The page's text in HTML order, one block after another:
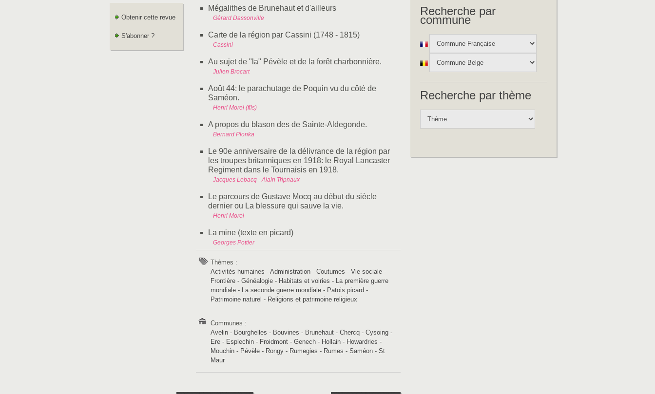
Obtenir cette revue
S'abonner ?
Mégalithes de Brunehaut et d'ailleurs
Gérard Dassonville
Carte de la région par Cassini (1748 - 1815)
Cassini
Au sujet de "la" Pévèle et de la forêt charbonnière.
Julien Brocart
Août 44: le parachutage de Poquin vu du côté de
Saméon.
Henri Morel (fils)
A propos du blason des de Sainte-Aldegonde.
Bernard Plonka
Le 90e anniversaire de la délivrance de la région par
les troupes britanniques en 1918: le Royal Lancaster
Regiment dans le Tournaisis en 1918.
Jacques Lebacq - Alain Tripnaux
Le parcours de Gustave Mocq au début du siècle
dernier ou La blessure qui sauve la vie.
Henri Morel
La mine (texte en picard)
Georges Pottier
Thèmes :
Activités humaines - Administration - Coutumes - Vie sociale -
Frontière - Généalogie - Habitats et voiries - La première guerre
mondiale - La seconde guerre mondiale - Patois picard -
Patrimoine naturel - Religions et patrimoine religieux
Communes :
Avelin - Bourghelles - Bouvines - Brunehaut - Chercq - Cysoing -
Ere - Esplechin - Froidmont - Genech - Hollain - Howardries -
Mouchin - Pévèle - Rongy - Rumegies - Rumes - Saméon - St
Maur
Recherche par
commune
Recherche par thème